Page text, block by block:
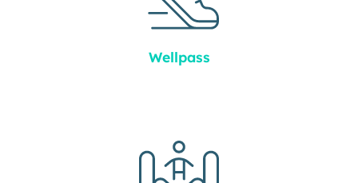
Wellpass